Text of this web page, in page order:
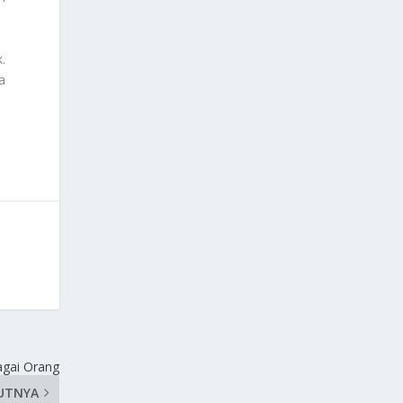
Orang